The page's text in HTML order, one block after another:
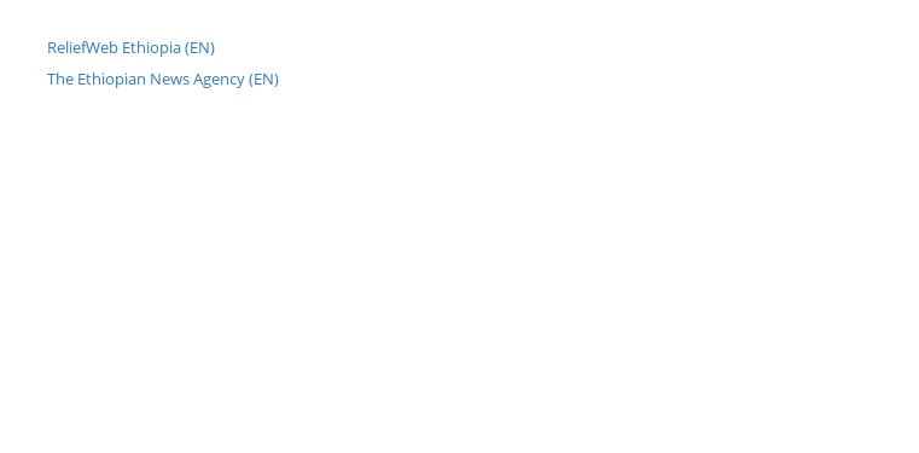
ReliefWeb Ethiopia (EN)
The Ethiopian News Agency (EN)